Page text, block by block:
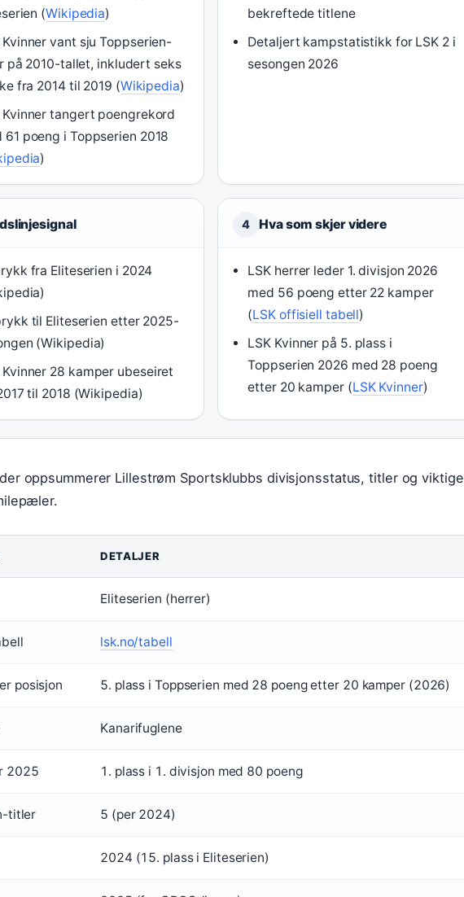
(Wikipedia)
Kvinner vant sju Toppserien-
på 2010-tallet, inkludert seks
fra 2014 til 2019 (Wikipedia)
Kvinner tangert poengrekord
61 poeng i Toppserien 2018
)
bekreftede titlene
Detaljert kampstatistikk for LSK 2 i
sesongen 2026
fra Eliteserien i 2024
til Eliteserien etter 2025-
(Wikipedia)
Kvinner 28 kamper ubeseiret
til 2018 (Wikipedia)
4 Hva som skjer videre
LSK herrer leder 1. divisjon 2026
med 56 poeng etter 22 kamper
(LSK offisiell tabell)
LSK Kvinner på 5. plass i
Toppserien 2026 med 28 poeng
etter 20 kamper (LSK Kvinner)
oppsummerer Lillestrøm Sportsklubbs divisjonsstatus, titler og viktige
DETALJER
Eliteserien (herrer)
lsk.no/tabell
posisjon 5. plass i Toppserien med 28 poeng etter 20 kamper (2026)
Kanarifuglene
2025 1. plass i 1. divisjon med 80 poeng
titler 5 (per 2024)
2024 (15. plass i Eliteserien)